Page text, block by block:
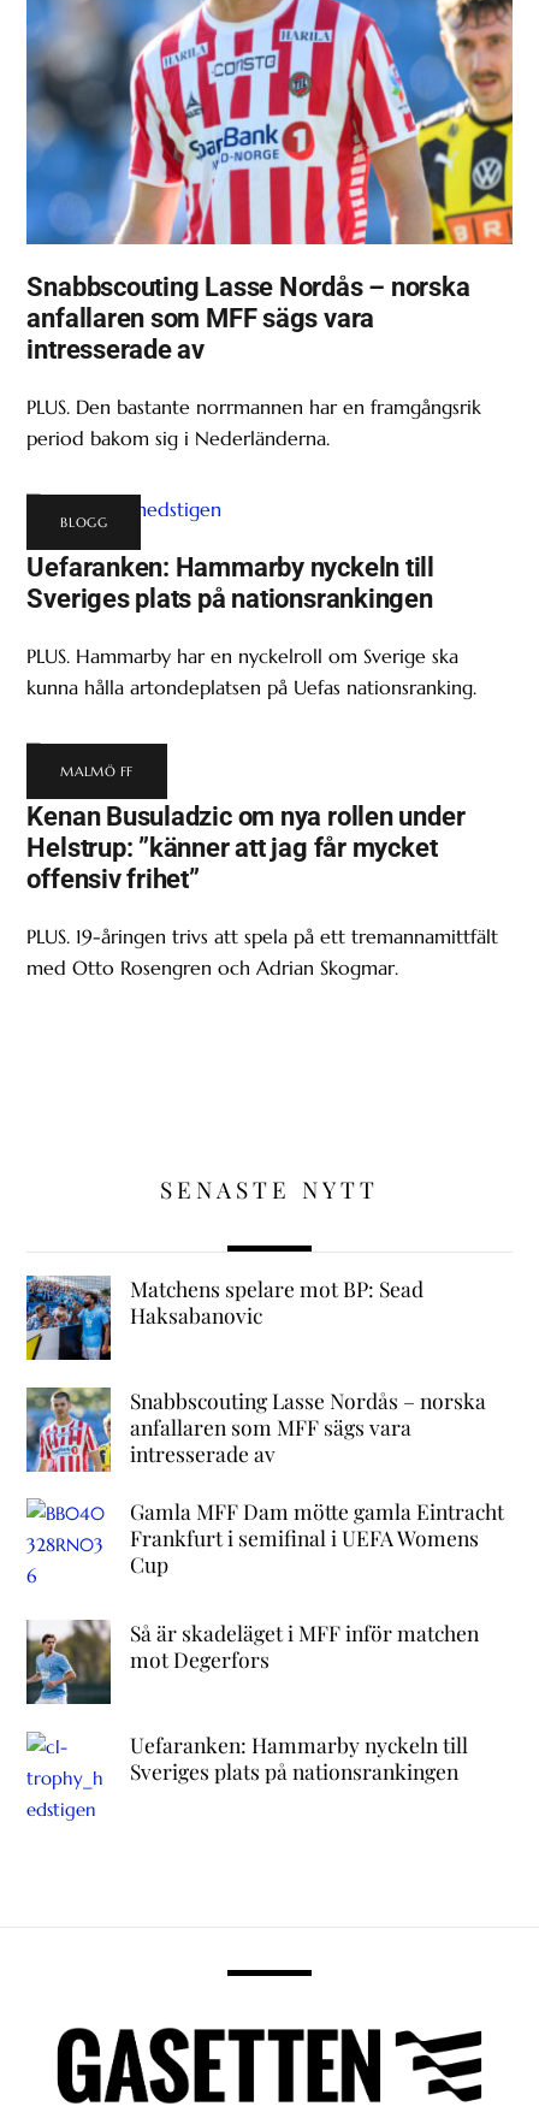
Snabbscouting Lasse Nordås – norska
anfallaren som MFF sägs vara
intresserade av
PLUS. Den bastante norrmannen har en framgångsrik
period bakom sig i Nederländerna.
BLOGG
Uefaranken: Hammarby nyckeln till
Sveriges plats på nationsrankingen
PLUS. Hammarby har en nyckelroll om Sverige ska
kunna hålla artondeplatsen på Uefas nationsranking.
MALMÖ FF
Kenan Busuladzic om nya rollen under
Helstrup: ”känner att jag får mycket
offensiv frihet”
PLUS. 19-åringen trivs att spela på ett tremannamittfält
med Otto Rosengren och Adrian Skogmar.
SENASTE NYTT
Matchens spelare mot BP: Sead
Haksabanovic
Snabbscouting Lasse Nordås – norska
anfallaren som MFF sägs vara
intresserade av
Gamla MFF Dam mötte gamla Eintracht
Frankfurt i semifinal i UEFA Womens
Cup
Så är skadeläget i MFF inför matchen
mot Degerfors
Uefaranken: Hammarby nyckeln till
Sveriges plats på nationsrankingen